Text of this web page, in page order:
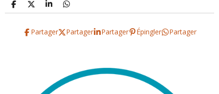
P
a
P
a
t
a
P
a
t
a
P
a
t
a
Partager Partager Partager Épingler Partager